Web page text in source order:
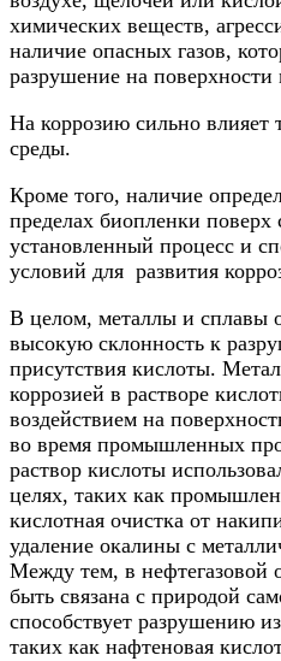
химических веществ,
наличие опасных газов,
разрушение на поверхности
На коррозию сильно
среды.
Кроме того, наличие
пределах биопленки
установленный процесс и
условий для развития
В целом, металлы и сплавы
высокую склонность к
присутствия кислоты.
коррозией в растворе
воздействием на
во время промышленных
раствор кислоты
целях, таких как
кислотная очистка от
удаление окалины с
Между тем, в нефтегазовой
быть связана с природой
способствует разрушению
таких как нафтеновая